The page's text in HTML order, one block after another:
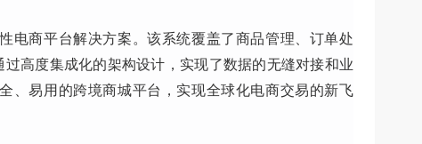
电商平台解决方案。该系统覆盖了商品管理、订单处
高度集成化的架构设计，实现了数据的无缝对接和业
、易用的跨境商城平台，实现全球化电商交易的新飞